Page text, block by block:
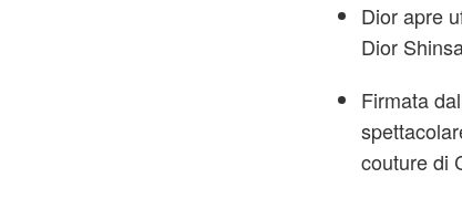
Dior apre
Dior
Firmata
couture di